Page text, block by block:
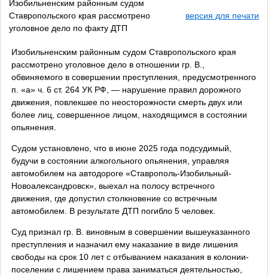
Изобильненским районным судом
Ставропольского края рассмотрено
уголовное дело по факту ДТП
версия для печати
Изобильненским районным судом Ставропольского края
рассмотрено уголовное дело в отношении гр. В.,
обвиняемого в совершении преступления, предусмотренного
п. «а» ч. 6 ст. 264 УК РФ, — нарушение правил дорожного
движения, повлекшее по неосторожности смерть двух или
более лиц, совершенное лицом, находящимся в состоянии
опьянения.
Судом установлено, что в июне 2025 года подсудимый,
будучи в состоянии алкогольного опьянения, управляя
автомобилем на автодороге «Ставрополь-Изобильный-
Новоалександровск», выехал на полосу встречного
движения, где допустил столкновение со встречным
автомобилем. В результате ДТП погибло 5 человек.
Суд признал гр. В. виновным в совершении вышеуказанного
преступления и назначил ему наказание в виде лишения
свободы на срок 10 лет с отбыванием наказания в колонии-
поселении с лишением права заниматься деятельностью,